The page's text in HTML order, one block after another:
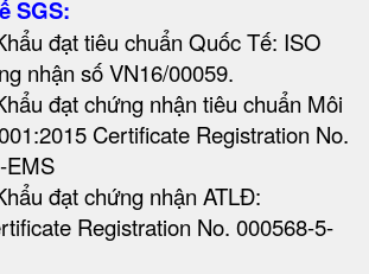
SGS:
đạt tiêu chuẩn Quốc Tế: ISO
nhận số VN16/00059.
đạt chứng nhận tiêu chuẩn Môi
Certificate Registration No.
EMS
đạt chứng nhận ATLĐ:
Registration No. 000568-5-